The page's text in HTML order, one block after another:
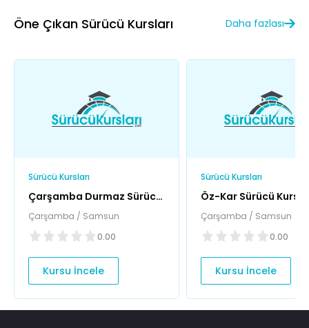
Öne Çıkan Sürücü Kursları Daha fazlası
Sürücü Kursları
Çarşamba Durmaz Sürücü
Çarşamba / Samsun
0.00
Kursu İncele
Sürücü Kursları
Öz-Kar Sürücü Kursu
Çarşamba / Samsun
0.00
Kursu İncele